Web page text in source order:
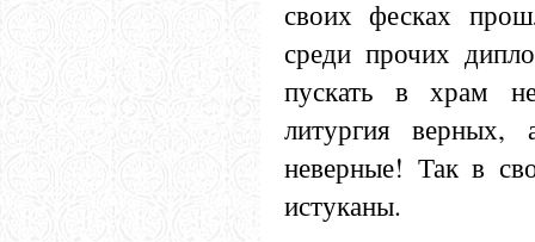
своих фесках
среди прочих
пускать в храм
литургия
неверные! Так в
истуканы.